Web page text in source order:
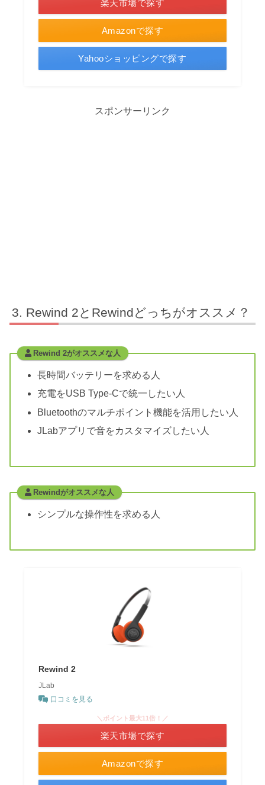
Amazonで探す
楽天市場で探す
Yahooショッピングで探す
スポンサーリンク
Rewind 2とRewindどっちがオススメ？
Rewind 2がオススメな人
長時間バッテリーを求める人
充電をUSB Type-Cで統一したい人
Bluetoothのマルチポイント機能を活用したい人
JLabアプリで音をカスタマイズしたい人
Rewindがオススメな人
シンプルな操作性を求める人
Rewind 2
JLab
口コミを見る
Amazonで探す
＼ポイント最大11倍！／
楽天市場で探す